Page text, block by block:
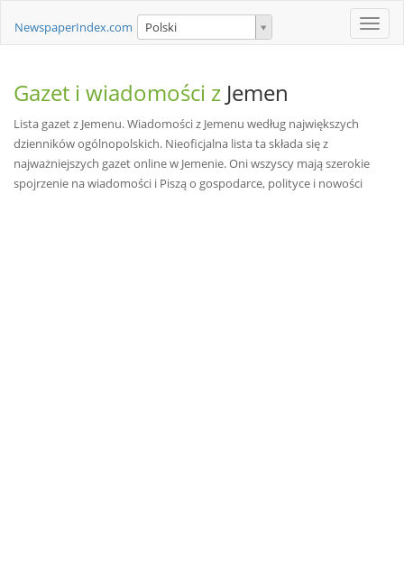
Toggle
NewspaperIndex.com Polski
Gazet i wiadomości z Jemen
Lista gazet z Jemenu. Wiadomości z Jemenu według największych
dzienników ogólnopolskich. Nieoficjalna lista ta składa się z
najważniejszych gazet online w Jemenie. Oni wszyscy mają szerokie
spojrzenie na wiadomości i Piszą o gospodarce, polityce i nowości